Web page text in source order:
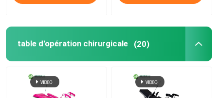
Théâtre modulaire d'opération
Pièce propre modulaire
table d'opération chirurgicale (20)